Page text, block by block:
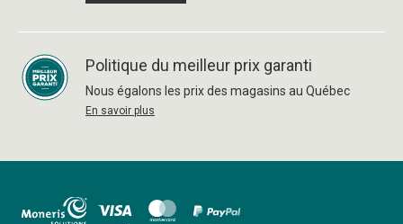
Politique du meilleur prix garanti
Nous égalons les prix des magasins au Québec
En savoir plus